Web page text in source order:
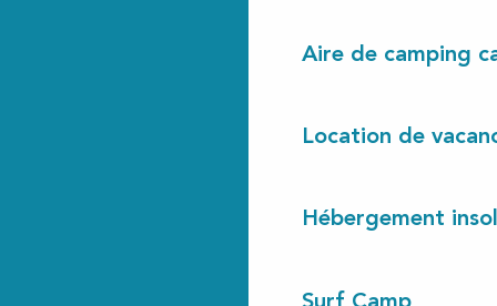
Aire de camping
Location de
Hébergement